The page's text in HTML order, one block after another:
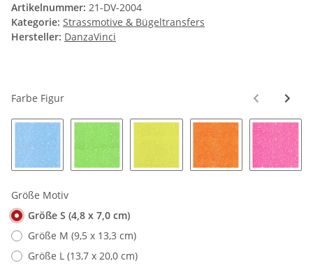
Artikelnummer: 21-DV-2004
Kategorie: Strassmotive & Bügeltransfers
Hersteller: DanzaVinci
Farbe Figur
Größe Motiv
Größe S (4,8 x 7,0 cm)
Größe M (9,5 x 13,3 cm)
Größe L (13,7 x 20,0 cm)